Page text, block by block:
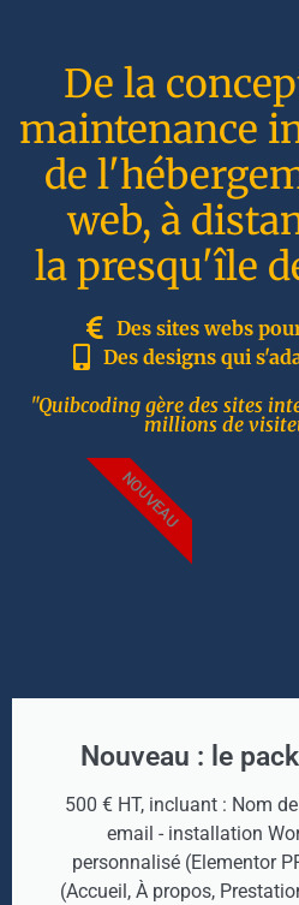
De la
maintenance
de
web, à
la presqu'île
Des sites webs
Des designs qui
"Quibcoding gère des sites
millions de
Nouveau : le
500 € HT, incluant : Nom
email - installation
personnalisé (Elementor
(Accueil, À propos,
NOUVEAU